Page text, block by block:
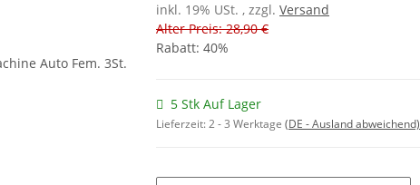
inkl. 19% USt. , zzgl. Versand
Alter Preis: 28,90 €
Rabatt: 40%
5 Stk Auf Lager
Lieferzeit:2 - 3 Werktage (DE - Ausland abweichend)